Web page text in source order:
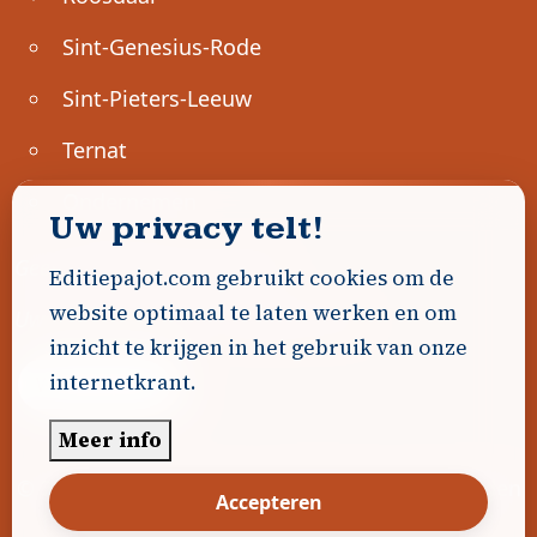
Sint-Genesius-Rode
Sint-Pieters-Leeuw
Ternat
Geen advertenties gevonden.
Uw advertentie hier? Contacteer ons!
Word Partner!
© 2026 Editiepajot.com
Algemene voorwaarden
|Disclaimer Privacybeleid Cookiebeleid|
Uw privacy telt!
Editiepajot.com gebruikt cookies om de
website optimaal te laten werken en om
inzicht te krijgen in het gebruik van onze
internetkrant.
Meer info
Accepteren